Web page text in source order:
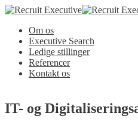
Om os
Executive Search
Ledige stillinger
Referencer
Kontakt os
IT- og